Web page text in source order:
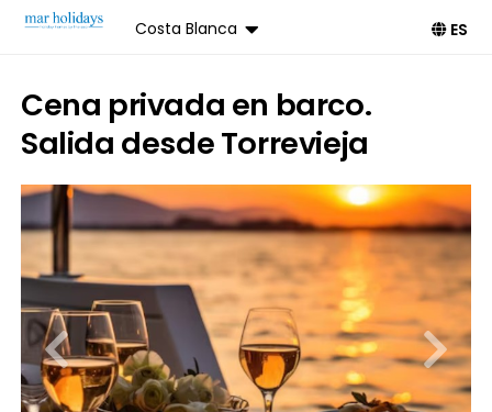
Costa Blanca ES
Cena privada en barco.
Salida desde Torrevieja